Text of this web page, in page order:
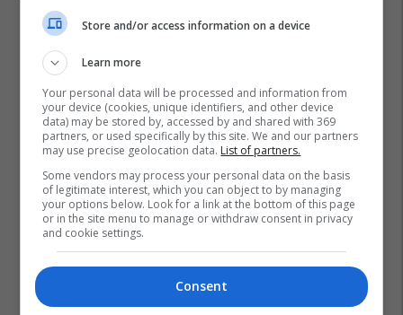
Store and/or access information on a device
Learn more
Your personal data will be processed and information from
your device (cookies, unique identifiers, and other device
data) may be stored by, accessed by and shared with 369
partners, or used specifically by this site. We and our partners
may use precise geolocation data. List of partners.
Some vendors may process your personal data on the basis
of legitimate interest, which you can object to by managing
your options below. Look for a link at the bottom of this page
or in the site menu to manage or withdraw consent in privacy
and cookie settings.
Consent